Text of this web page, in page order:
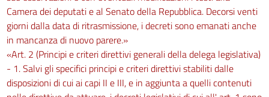
Camera dei deputati e al Senato della Repubblica. Decorsi venti
giorni dalla data di ritrasmissione, i decreti sono emanati anche
in mancanza di nuovo parere.»
«Art. 2 (Principi e criteri direttivi generali della delega legislativa)
- 1. Salvi gli specifici principi e criteri direttivi stabiliti dalle
disposizioni di cui ai capi II e III, e in aggiunta a quelli contenuti